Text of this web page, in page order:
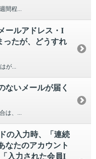
間程...
ールアドレス・I
ったが、どうすれ
が...
ないメールが届く
は、...
の入力時、「連続
なたのアカウント
入力された会員I